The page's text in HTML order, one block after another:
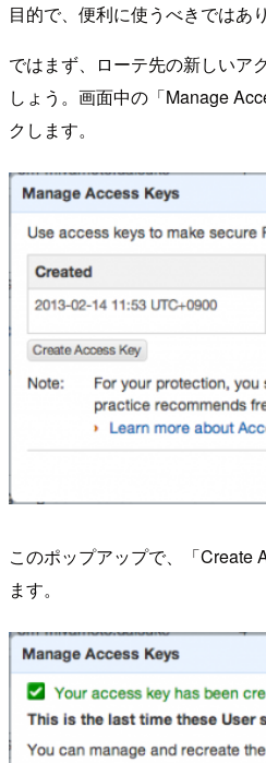
目的で、便利に使うべきではあ
ではまず、ローテ先の新しいア
しょう。画面中の「Manage
クします。
このポップアップで、「Create
ます。